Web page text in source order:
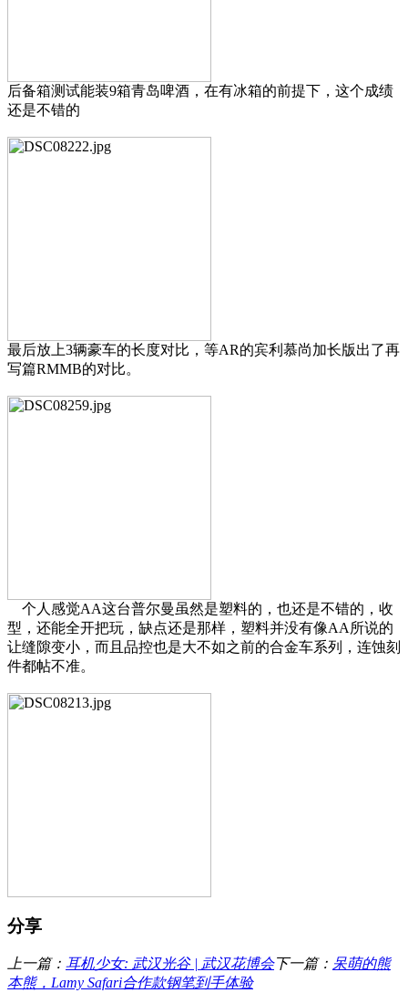
后备箱测试能装9箱青岛啤酒，在有冰箱的前提下，这个成绩
还是不错的
最后放上3辆豪车的长度对比，等AR的宾利慕尚加长版出了再
写篇RMMB的对比。
个人感觉AA这台普尔曼虽然是塑料的，也还是不错的，收
型，还能全开把玩，缺点还是那样，塑料并没有像AA所说的
让缝隙变小，而且品控也是大不如之前的合金车系列，连蚀刻
件都帖不准。
分享
上一篇： 耳机少女: 武汉光谷 | 武汉花博会下一篇： 呆萌的熊
本熊，Lamy Safari合作款钢笔到手体验